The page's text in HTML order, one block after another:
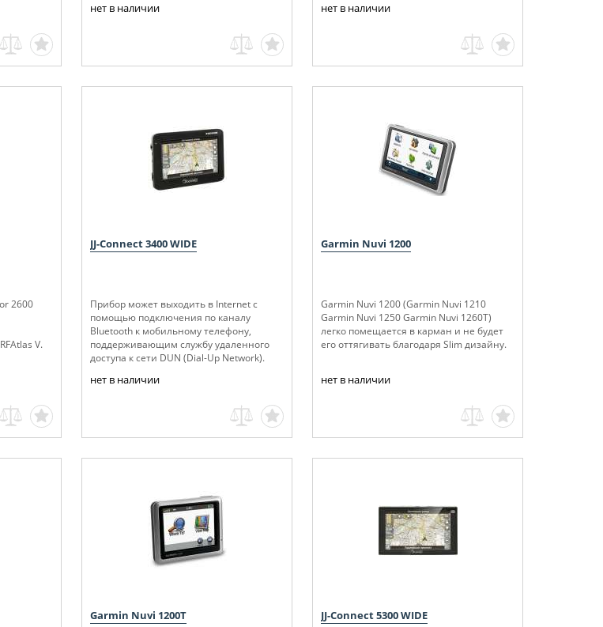
нет в наличии нет в наличии
2600
V.
JJ-Connect 3400 WIDE
Прибор может выходить в Internet c
помощью подключения по каналу
Bluetooth к мобильному телефону,
поддерживающим службу удаленного
доступа к сети DUN (Dial-Up Network).
нет в наличии
Garmin Nuvi 1200
Garmin Nuvi 1200 (Garmin Nuvi 1210
Garmin Nuvi 1250 Garmin Nuvi 1260T)
легко помещается в карман и не будет
его оттягивать благодаря Slim дизайну.
нет в наличии
Garmin Nuvi 1200Т JJ-Connect 5300 WIDE